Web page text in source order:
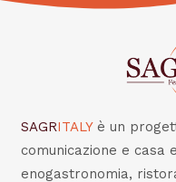
SAGRITALY è un
comunicazione e casa
enogastronomia,